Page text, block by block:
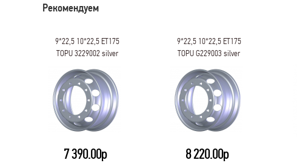
Рекомендуем
9*22,5 10*22,5 ET175
TOPU 3229002 silver
7 390.00р
9*22,5 10*22,5 ET175
TOPU G229003 silver
8 220.00р